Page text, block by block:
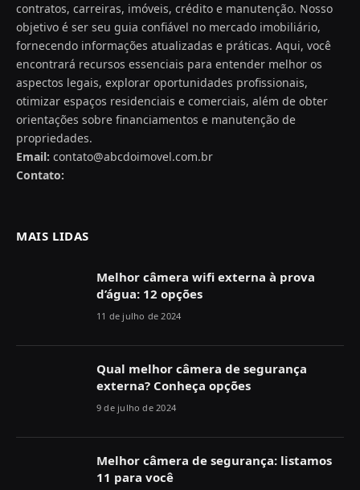
contratos, carreiras, imóveis, crédito e manutenção. Nosso
objetivo é ser seu guia confiável no mercado imobiliário,
fornecendo informações atualizadas e práticas. Aqui, você
encontrará recursos essenciais para entender melhor os
aspectos legais, explorar oportunidades profissionais,
otimizar espaços residenciais e comerciais, além de obter
orientações sobre financiamentos e manutenção de
propriedades.
Email: contato@abcdoimovel.com.br
Contato:
MAIS LIDAS
Melhor câmera wifi externa à prova
d’água: 12 opções
11 de julho de 2024
Qual melhor câmera de segurança
externa? Conheça opções
9 de julho de 2024
Melhor câmera de segurança: listamos
11 para você